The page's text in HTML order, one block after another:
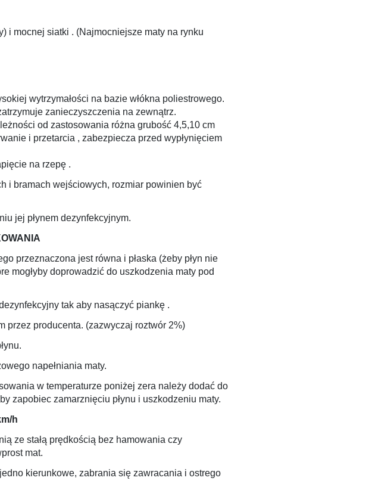
i mocnej siatki . (Najmocniejsze maty na rynku
wytrzymałości na bazie włókna poliestrowego.
zanieczyszczenia na zewnątrz.
od zastosowania różna grubość 4,5,10 cm
i przetarcia , zabezpiecza przed wypłynięciem
na rzepę .
i bramach wejściowych, rozmiar powinien być
jej płynem dezynfekcyjnym.
przeznaczona jest równa i płaska (żeby płyn nie
mogłyby doprowadzić do uszkodzenia maty pod
tak aby nasączyć piankę .
przez producenta. (zazwyczaj roztwór 2%)
napełniania maty.
w temperaturze poniżej zera należy dodać do
zapobiec zamarznięciu płynu i uszkodzeniu maty.
h
ze stałą prędkością bez hamowania czy
mat.
kierunkowe, zabrania się zawracania i ostrego